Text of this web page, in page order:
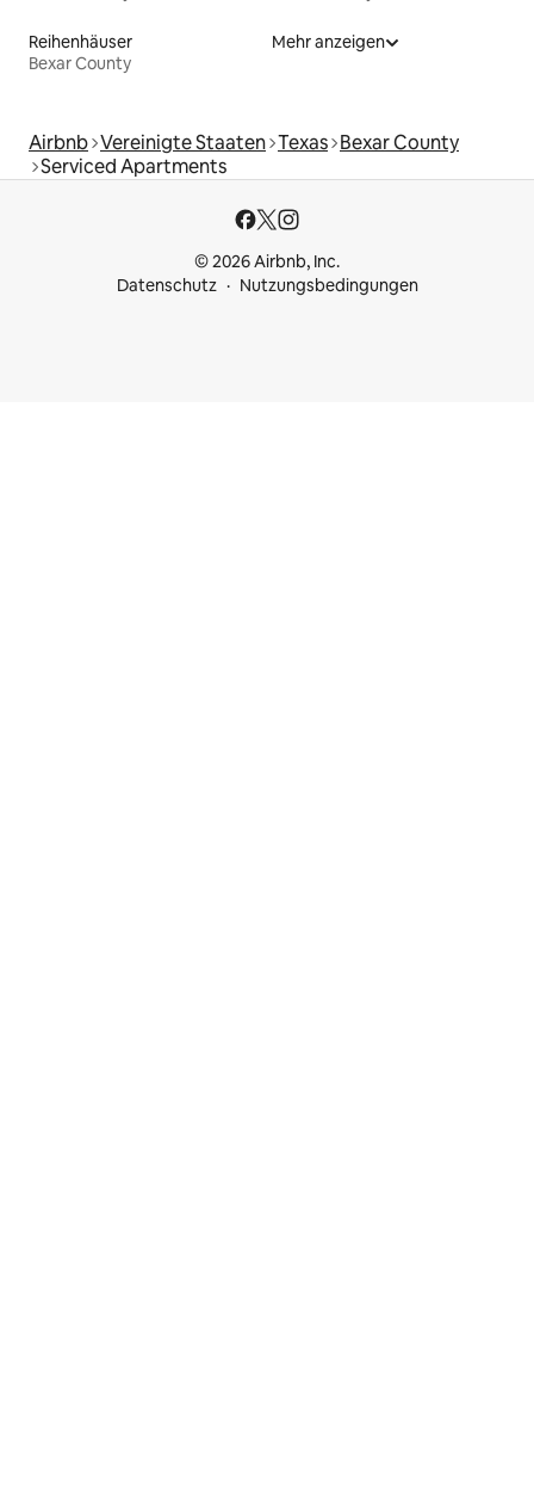
Reihenhäuser
Bexar County
Mehr anzeigen
Airbnb Vereinigte Staaten Texas Bexar County
Serviced Apartments
© 2026 Airbnb, Inc.
Datenschutz
Nutzungsbedingungen